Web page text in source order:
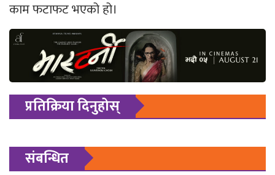
काम फटाफट भएको हो।
प्रतिक्रिया दिनुहोस्
संबन्धित